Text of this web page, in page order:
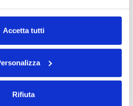
Accetta tutti
Rifiuta
un elemento chiave di
imprese.
in una policy di prezzo
Non applichiamo
che di solito si
che pubblichiamo sono